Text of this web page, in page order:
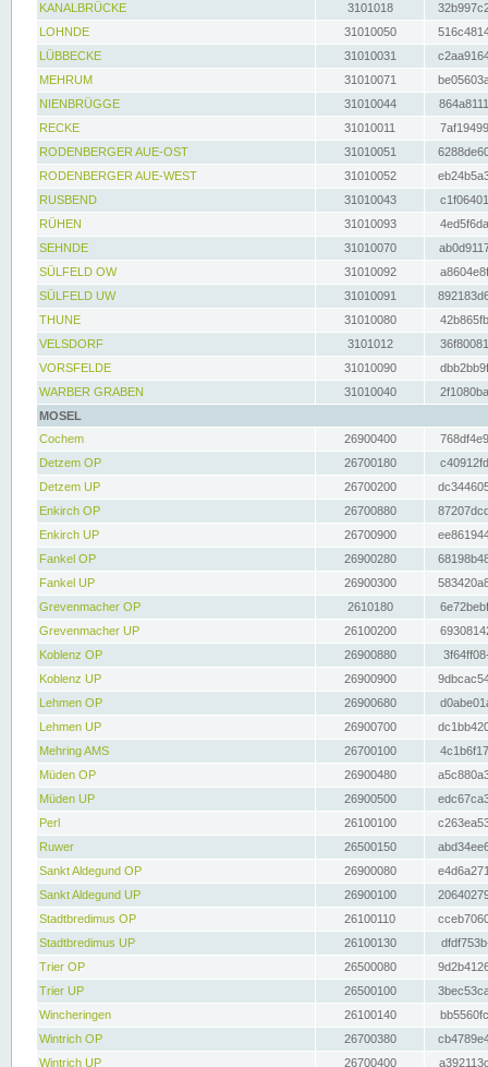
KANALBRÜCKE
3101018
LOHNDE
31010050
LÜBBECKE
31010031
MEHRUM
31010071
NIENBRÜGGE
31010044
RECKE
31010011
RODENBERGER AUE-OST
31010051
RODENBERGER AUE-WEST
31010052
RUSBEND
31010043
RÜHEN
31010093
SEHNDE
31010070
SÜLFELD OW
31010092
SÜLFELD UW
31010091
THUNE
31010080
VELSDORF
3101012
VORSFELDE
31010090
WARBER GRABEN
31010040
MOSEL
Cochem
26900400
Detzem OP
26700180
Detzem UP
26700200
Enkirch OP
26700880
Enkirch UP
26700900
Fankel OP
26900280
Fankel UP
26900300
Grevenmacher OP
2610180
Grevenmacher UP
26100200
Koblenz OP
26900880
Koblenz UP
26900900
Lehmen OP
26900680
Lehmen UP
26900700
Mehring AMS
26700100
Müden OP
26900480
Müden UP
26900500
Perl
26100100
Ruwer
26500150
Sankt Aldegund OP
26900080
Sankt Aldegund UP
26900100
Stadtbredimus OP
26100110
Stadtbredimus UP
26100130
Trier OP
26500080
Trier UP
26500100
Wincheringen
26100140
Wintrich OP
26700380
Wintrich UP
26700400